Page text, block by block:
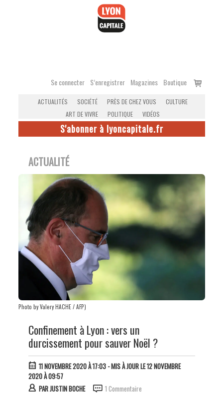
Se connecter S’enregistrer Magazines Boutique
Voir
ACTUALITÉS SOCIÉTÉ PRÈS DE CHEZ VOUS
CULTURE
ART DE VIVRE
POLITIQUE VIDÉOS
S'abonner à lyoncapitale.fr
ACTUALITÉ
Photo by Valery HACHE / AFP)
Confinement à Lyon : vers un
durcissement pour sauver Noël ?
11 NOVEMBRE 2020 À 17:03- MIS À JOUR LE 12 NOVEMBRE
2020 À 09:57
PARJUSTIN BOCHE 1 Commentaire